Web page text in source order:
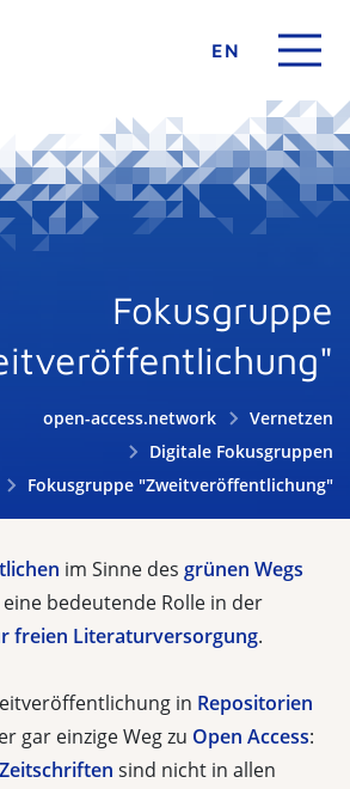
EN
Fokusgruppe
open-access.network
Vernetzen
Digitale Fokusgruppen
Fokusgruppe "Zweitveröffentlichung"
im Sinne des grünen Wegs
bedeutende Rolle in der
freien Literaturversorgung.
in Repositorien
gar einzige Weg zu Open Access:
sind nicht in allen